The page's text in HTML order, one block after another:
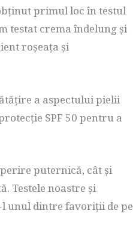
primul loc în testul
testat crema îndelung și
roșeața și
a aspectului pielii
SPF 50 pentru a
puternică, cât și
Testele noastre și
unul dintre favoriții de pe